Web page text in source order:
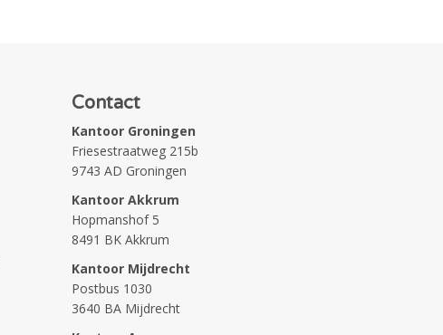
Contact
Kantoor Groningen
Friesestraatweg 215b
9743 AD Groningen
Kantoor Akkrum
Hopmanshof 5
8491 BK Akkrum
Kantoor Mijdrecht
Postbus 1030
3640 BA Mijdrecht